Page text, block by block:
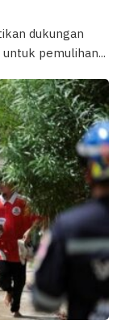
dukungan
pemulihan...